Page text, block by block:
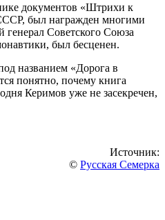
документов «Штрихи к
был награжден многими
генерал Советского Союза
был бесценен.
названием «Дорога в
понятно, почему книга
Керимов уже не засекречен,
Источник:
© Русская Семерка